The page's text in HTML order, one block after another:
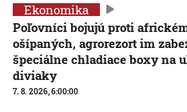
Ekonomika
Poľovníci bojujú proti
ošípaných, agrorezort im
špeciálne chladiace boxy na
diviaky
7. 8. 2026, 6:00:00